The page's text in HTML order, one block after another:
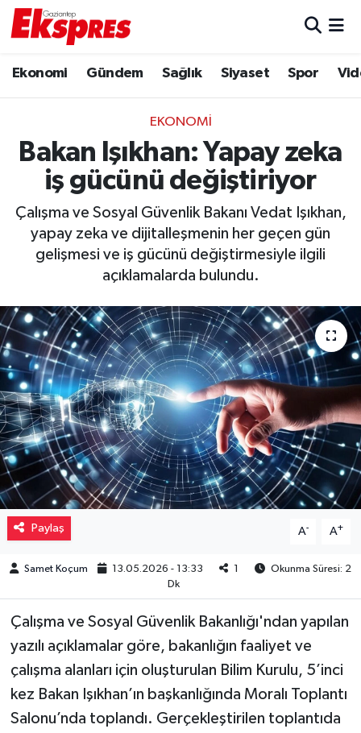
Ekonomi Gündem Sağlık Siyaset Spor
EKONOMI
Bakan Işıkhan: Yapay zeka
iş gücünü değiştiriyor
Çalışma ve Sosyal Güvenlik Bakanı Vedat Işıkhan,
yapay zeka ve dijitalleşmenin her geçen gün
gelişmesi ve iş gücünü değiştirmesiyle ilgili
açıklamalarda bulundu.
Paylaş A- A+
Samet Koçum 13.05.2026 - 13:33 1
Okunma Süresi: 2
Dk
Çalışma ve Sosyal Güvenlik Bakanlığı'ndan yapılan
yazılı açıklamalar göre, bakanlığın faaliyet ve
çalışma alanları için oluşturulan Bilim Kurulu, 5’inci
kez Bakan Işıkhan’ın başkanlığında Moralı Toplantı
Salonu’nda toplandı. Gerçekleştirilen toplantıda
Ekonomi
Gaziantep son dakika
Genel
Gündem
Haberler
Kültür Sanat
Magazin
Müzik
Piyasa
Resmi İlanlar
Sağlık
Teknoloji
Türkiye
Trafik Durumu
Puan Durumu ve Fikstür
Tüm Manşetler
Son Dakika Haberleri
Haber Arşivi